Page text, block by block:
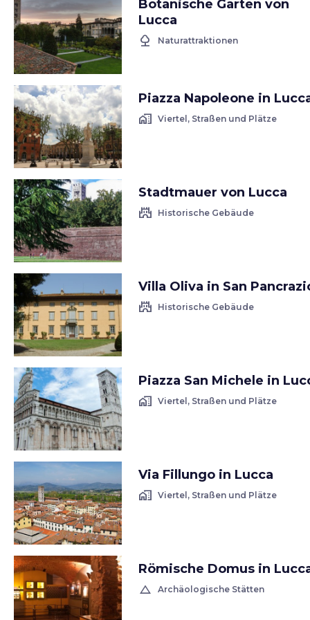
Botanische Garten von
Lucca
nature Naturattraktionen
Piazza Napoleone in
home_work Viertel, Straßen und Plätze
Stadtmauer von Lucca
castle Historische Gebäude
Villa Oliva in San
castle Historische Gebäude
Piazza San Michele in
home_work Viertel, Straßen und Plätze
Via Fillungo in Lucca
home_work Viertel, Straßen und Plätze
Römische Domus in
change_history Archäologische Stätten